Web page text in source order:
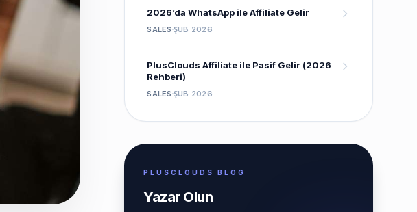
2026’da WhatsApp ile Affiliate Gelir
SALES ŞUB 2026
PlusClouds Affiliate ile Pasif Gelir (2026
Rehberi)
SALES ŞUB 2026
PLUSCLOUDS BLOG
Yazar Olun